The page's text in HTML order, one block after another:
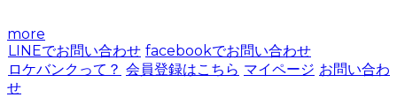
more
LINEでお問い合わせ facebookでお問い合わせ
ロケバンクって？ 会員登録はこちら マイページ お問い合わ
せ